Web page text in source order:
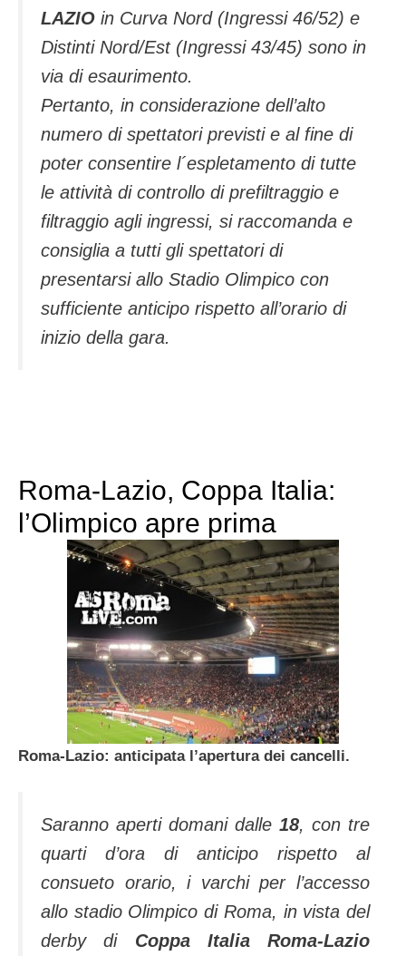
LAZIO in Curva Nord (Ingressi 46/52) e
Distinti Nord/Est (Ingressi 43/45) sono in
via di esaurimento.
Pertanto, in considerazione dell’alto
numero di spettatori previsti e al fine di
poter consentire l´espletamento di tutte
le attività di controllo di prefiltraggio e
filtraggio agli ingressi, si raccomanda e
consiglia a tutti gli spettatori di
presentarsi allo Stadio Olimpico con
sufficiente anticipo rispetto all’orario di
inizio della gara.
Roma-Lazio, Coppa Italia:
l’Olimpico apre prima
Roma-Lazio: anticipata l’apertura dei cancelli.
Saranno aperti domani dalle 18, con tre
quarti d’ora di anticipo rispetto al
consueto orario, i varchi per l’accesso
allo stadio Olimpico di Roma, in vista del
derby di Coppa Italia Roma-Lazio